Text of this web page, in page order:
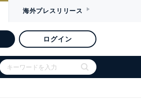
海外プレスリリース
ログイン